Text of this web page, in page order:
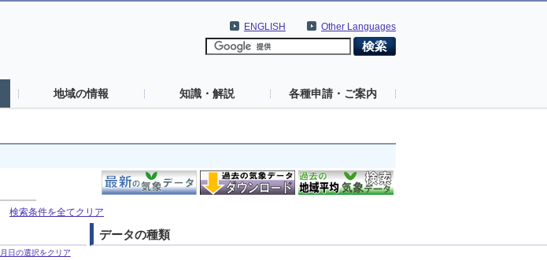
Other Languages
ENGLISH
地域の情報 知識・解説 各種申請・ご案内
検索条件を全てクリア
日の選択をクリア
データの種類